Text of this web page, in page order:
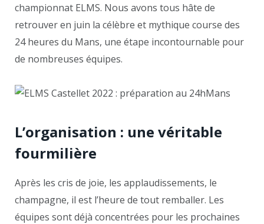
championnat ELMS. Nous avons tous hâte de
retrouver en juin la célèbre et mythique course des
24 heures du Mans, une étape incontournable pour
de nombreuses équipes.
L’organisation : une véritable
fourmilière
Après les cris de joie, les applaudissements, le
champagne, il est l’heure de tout remballer. Les
équipes sont déjà concentrées pour les prochaines